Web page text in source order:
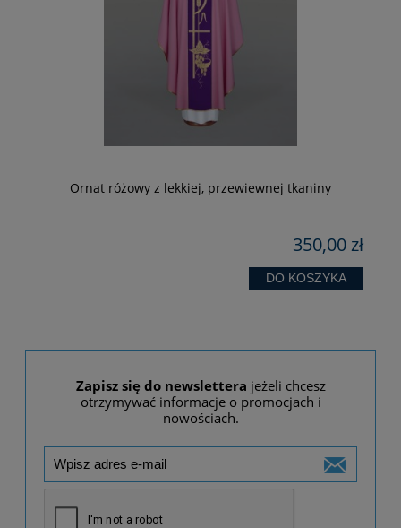
Ornat różowy z lekkiej, przewiewnej tkaniny
350,00 zł
DO KOSZYKA
Zapisz się do newslettera jeżeli chcesz
otrzymywać informacje o promocjach i
nowościach.